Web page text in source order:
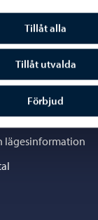
Tillåt alla
Tillåt utvalda
Förbjud
020 692 250
lägesinformation